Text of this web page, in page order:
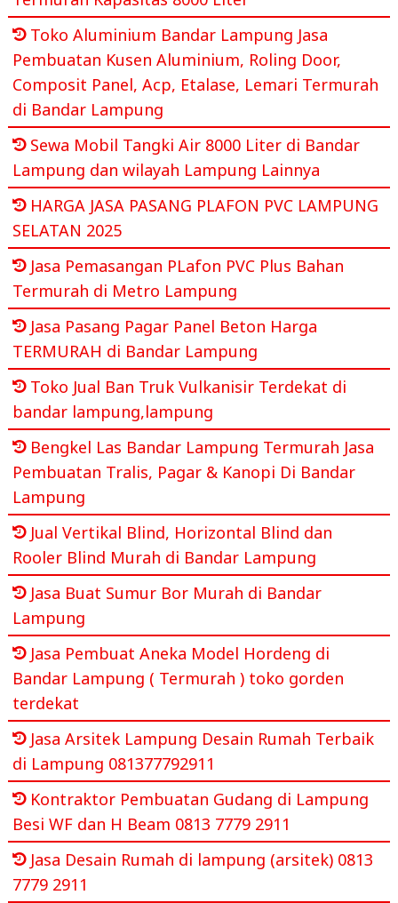
Toko Aluminium Bandar Lampung Jasa
Pembuatan Kusen Aluminium, Roling Door,
Composit Panel, Acp, Etalase, Lemari Termurah
di Bandar Lampung
Sewa Mobil Tangki Air 8000 Liter di Bandar
Lampung dan wilayah Lampung Lainnya
HARGA JASA PASANG PLAFON PVC LAMPUNG
SELATAN 2025
Jasa Pemasangan PLafon PVC Plus Bahan
Termurah di Metro Lampung
Jasa Pasang Pagar Panel Beton Harga
TERMURAH di Bandar Lampung
Toko Jual Ban Truk Vulkanisir Terdekat di
bandar lampung,lampung
Bengkel Las Bandar Lampung Termurah Jasa
Pembuatan Tralis, Pagar & Kanopi Di Bandar
Lampung
Jual Vertikal Blind, Horizontal Blind dan
Rooler Blind Murah di Bandar Lampung
Jasa Buat Sumur Bor Murah di Bandar
Lampung
Jasa Pembuat Aneka Model Hordeng di
Bandar Lampung ( Termurah ) toko gorden
terdekat
Jasa Arsitek Lampung Desain Rumah Terbaik
di Lampung 081377792911
Kontraktor Pembuatan Gudang di Lampung
Besi WF dan H Beam 0813 7779 2911
Jasa Desain Rumah di lampung (arsitek) 0813
7779 2911